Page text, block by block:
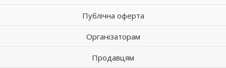
Публічна оферта
Організаторам
Продавцям